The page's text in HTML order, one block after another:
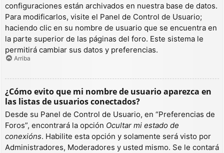
configuraciones están archivados en nuestra base de datos.
Para modificarlos, visite el Panel de Control de Usuario;
haciendo clic en su nombre de usuario que se encuentra en
la parte superior de las páginas del foro. Este sistema le
permitirá cambiar sus datos y preferencias.
Arriba
¿Cómo evito que mi nombre de usuario aparezca en
las listas de usuarios conectados?
Desde su Panel de Control de Usuario, en “Preferencias de
Foros”, encontrará la opción Ocultar mi estado de
conexións. Habilite esta opción y solamente será visto por
Administradores, Moderadores y usted mismo. Se le contará